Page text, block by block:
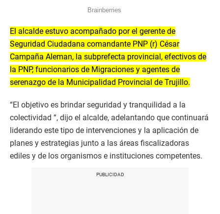
El alcalde estuvo acompañado por el gerente de
Seguridad Ciudadana comandante PNP (r) César
Campaña Aleman, la subprefecta provincial, efectivos de
la PNP, funcionarios de Migraciones y agentes de
serenazgo de la Municipalidad Provincial de Trujillo.
“El objetivo es brindar seguridad y tranquilidad a la
colectividad “, dijo el alcalde, adelantando que continuará
liderando este tipo de intervenciones y la aplicación de
planes y estrategias junto a las áreas fiscalizadoras
ediles y de los organismos e instituciones competentes.